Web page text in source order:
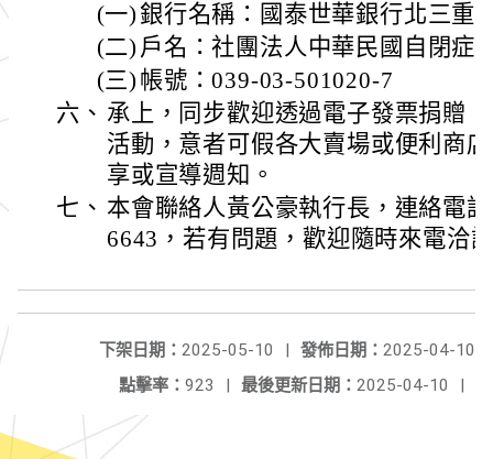
(一)銀行名稱：國泰世華銀行北三重
(二) 戶名：社團法人中華民國自閉症
(三) 帳號：039-03-501020-7
六、 承上，同步歡迎透過電子發票捐贈
活動，意者可假各大賣場或便利商
享或宣導週知。
七、 本會聯絡人黃公豪執行長，連絡電
6643，若有問題，歡迎隨時來電洽
發佈日期： 2025-04-10
下架日期： 2025-05-10
|
最後更新日期： 2025-04-10 |
點擊率： 923 |